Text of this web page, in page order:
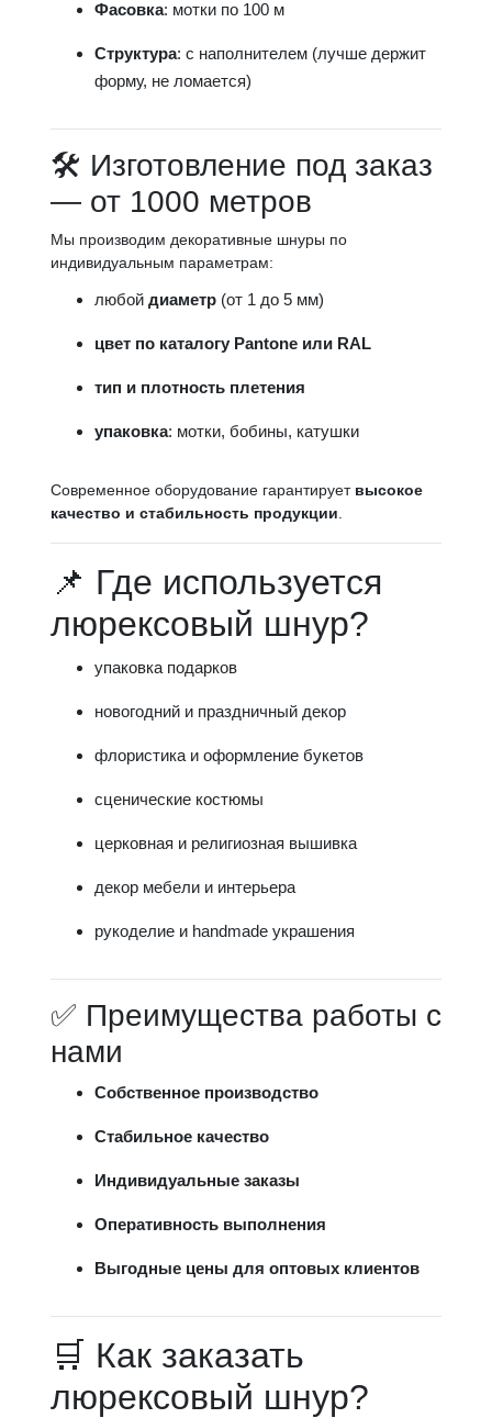
Фасовка: мотки по 100 м
Структура: с наполнителем (лучше держит
форму, не ломается)
🛠 Изготовление под заказ
— от 1000 метров
Мы производим декоративные шнуры по
индивидуальным параметрам:
любой диаметр (от 1 до 5 мм)
цвет по каталогу Pantone или RAL
тип и плотность плетения
упаковка: мотки, бобины, катушки
Современное оборудование гарантирует высокое
качество и стабильность продукции
📌 Где используется
люрексовый шнур?
упаковка подарков
новогодний и праздничный декор
флористика и оформление букетов
сценические костюмы
церковная и религиозная вышивка
декор мебели и интерьера
рукоделие и handmade украшения
✅ Преимущества работы с
нами
Собственное производство
Стабильное качество
Индивидуальные заказы
Оперативность выполнения
Выгодные цены для оптовых клиентов
🛒 Как заказать
люрексовый шнур?